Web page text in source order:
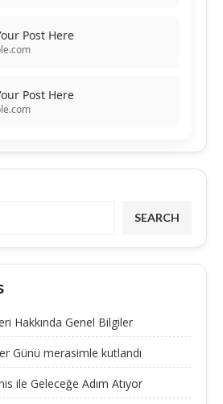
Post Here
Post Here
SEARCH
Hakkında Genel Bilgiler
Günü merasimle kutlandı
ile Geleceğe Adım Atıyor